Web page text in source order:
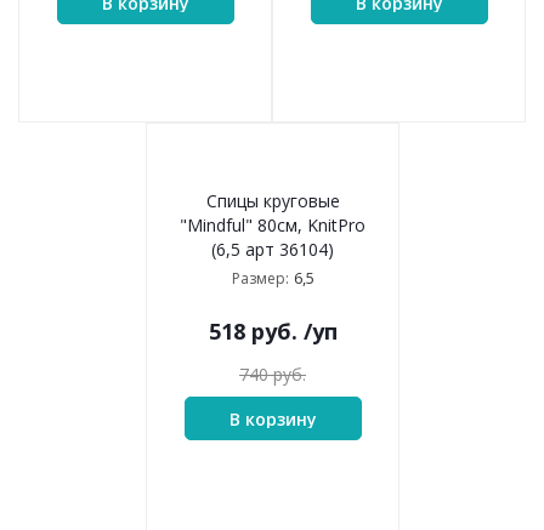
Спицы круговые
"Mindful" 80см, KnitPro
(6,5 арт 36104)
Размер: 6,5
518руб. /уп
740руб.
В корзину